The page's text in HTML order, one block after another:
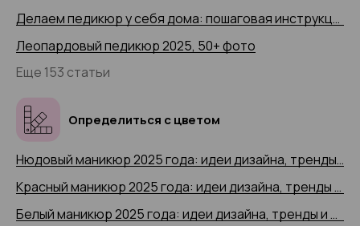
Делаем педикюр у себя дома: пошаговая инструкция 2025 года с 50+ фото
Леопардовый педикюр 2025, 50+ фото
Еще 153 статьи
Определиться с цветом
Нюдовый маникюр 2025 года: идеи дизайна, тренды и новинки, 200+ фото
Красный маникюр 2025 года: идеи дизайна, тренды и новинки, 200+ фото
Белый маникюр 2025 года: идеи дизайна, тренды и новинки, 200+ фото